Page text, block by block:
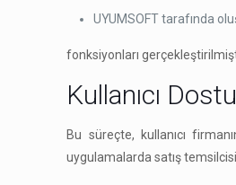
UYUMSOFT tarafında
fonksiyonları
Kullanıcı
Bu süreçte, kullanıcı
uygulamalarda satış